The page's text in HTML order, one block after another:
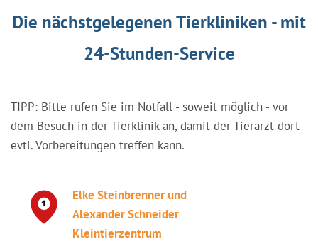
Die nächstgelegenen Tierkliniken - mit
24-Stunden-Service
TIPP: Bitte rufen Sie im Notfall - soweit möglich - vor
dem Besuch in der Tierklinik an, damit der Tierarzt dort
evtl. Vorbereitungen treffen kann.
Elke Steinbrenner und
Alexander Schneider
Kleintierzentrum